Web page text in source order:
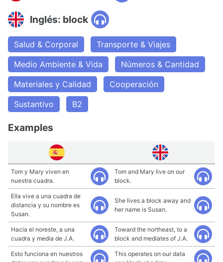
Inglés: block
Salud & Corporal
Transporte & Viajes
Medio Ambiente & Vida
Números & Cantidad
Materiales y Calidad
Cooperación
Sustantivo
B2
Examples
Tom y Mary viven en
nuestra cuadra.
Tom and Mary live on our
block.
Ella vive a una cuadra de
distancia y su nombre es
Susan.
She lives a block away and
her name is Susan.
Hacia el noreste, a una
cuadra y media de J.A.
Toward the northeast, to a
block and mediates of J.A.
Esto funciona en nuestros
This operates on our data